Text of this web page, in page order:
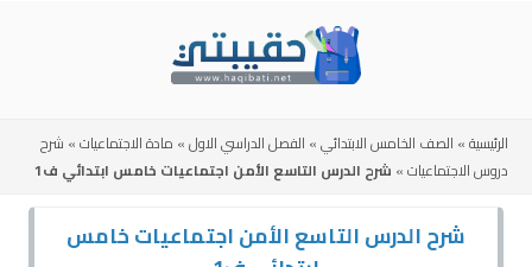
الرئيسية» الصف الخامس الابتدائي» الفصل الدراسي الاول» مادة الاجتماعيات» شرح
دروس الاجتماعيات» شرح الدرس التاسع الأمن اجتماعيات خامس ابتدائي ف1
شرح الدرس التاسع الأمن اجتماعيات خامس